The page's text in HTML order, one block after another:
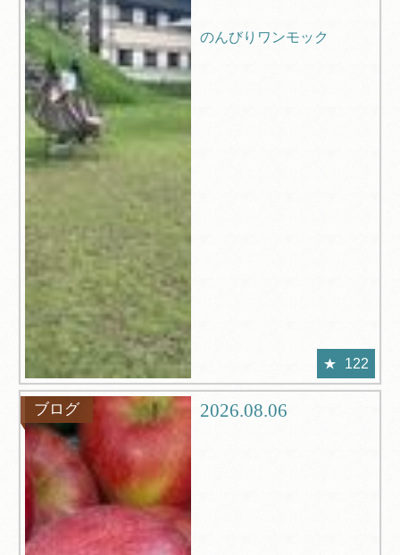
のんびりワンモック
122
ブログ 2026.08.06